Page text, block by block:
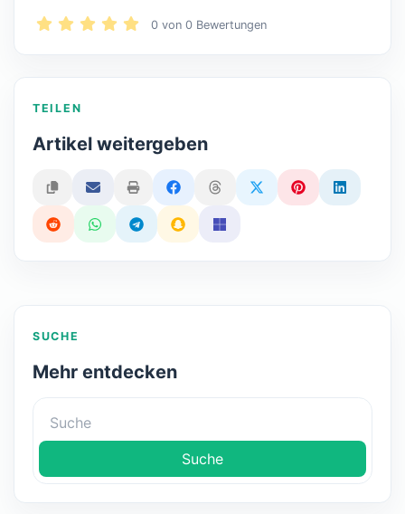
0 von0 Bewertungen
TEILEN
Artikel weitergeben
SUCHE
Mehr entdecken
Suche